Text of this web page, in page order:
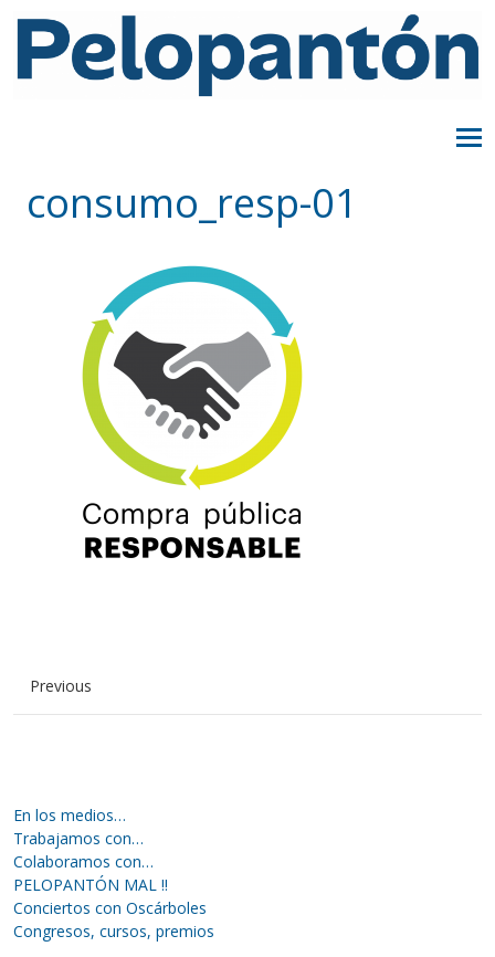
consumo_resp-01
Previous
En los medios…
Trabajamos con…
Colaboramos con…
PELOPANTÓN MAL !!
Conciertos con Oscárboles
Congresos, cursos, premios